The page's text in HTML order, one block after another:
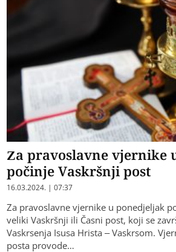
Za pravoslavne vjernike
počinje Vaskršnji post
16.03.2024. | 07:37
Za pravoslavne vjernike u ponedjeljak
veliki Vaskršnji ili Časni post, koji se
Vaskrsenja Isusa Hrista – Vaskrsom.
posta provode…